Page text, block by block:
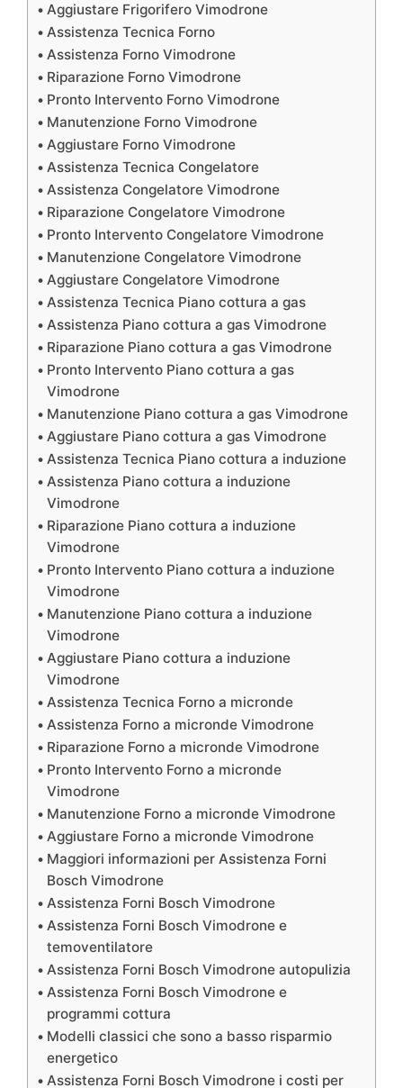
Aggiustare Frigorifero Vimodrone
Assistenza Tecnica Forno
Assistenza Forno Vimodrone
Riparazione Forno Vimodrone
Pronto Intervento Forno Vimodrone
Manutenzione Forno Vimodrone
Aggiustare Forno Vimodrone
Assistenza Tecnica Congelatore
Assistenza Congelatore Vimodrone
Riparazione Congelatore Vimodrone
Pronto Intervento Congelatore Vimodrone
Manutenzione Congelatore Vimodrone
Aggiustare Congelatore Vimodrone
Assistenza Tecnica Piano cottura a gas
Assistenza Piano cottura a gas Vimodrone
Riparazione Piano cottura a gas Vimodrone
Pronto Intervento Piano cottura a gas
Vimodrone
Manutenzione Piano cottura a gas Vimodrone
Aggiustare Piano cottura a gas Vimodrone
Assistenza Tecnica Piano cottura a induzione
Assistenza Piano cottura a induzione
Vimodrone
Riparazione Piano cottura a induzione
Vimodrone
Pronto Intervento Piano cottura a induzione
Vimodrone
Manutenzione Piano cottura a induzione
Vimodrone
Aggiustare Piano cottura a induzione
Vimodrone
Assistenza Tecnica Forno a micronde
Assistenza Forno a micronde Vimodrone
Riparazione Forno a micronde Vimodrone
Pronto Intervento Forno a micronde
Vimodrone
Manutenzione Forno a micronde Vimodrone
Aggiustare Forno a micronde Vimodrone
Maggiori informazioni per Assistenza Forni
Bosch Vimodrone
Assistenza Forni Bosch Vimodrone
Assistenza Forni Bosch Vimodrone e
temoventilatore
Assistenza Forni Bosch Vimodrone autopulizia
Assistenza Forni Bosch Vimodrone e
programmi cottura
Modelli classici che sono a basso risparmio
energetico
Assistenza Forni Bosch Vimodrone i costi per